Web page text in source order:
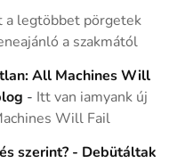
a legtöbbet pörgetek
a szakmától
All Machines Will
- Itt van iamyank új
Will Fail
szerint? - Debütáltak